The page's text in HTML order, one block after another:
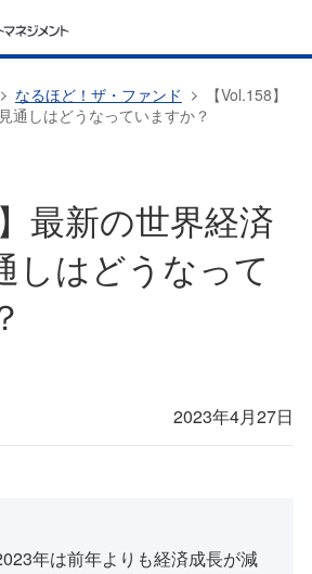
なるほど！ザ・ファンド
【Vol.158】
通しはどうなっていますか？
最新の世界経済
しはどうなって
2023年4月27日
年は前年よりも経済成長が減